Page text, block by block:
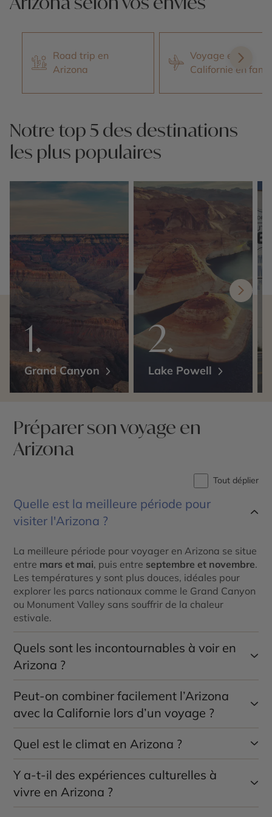
Road trip en
Arizona
Voyage en
Californie en
Notre top 5 des destinations
les plus populaires
Grand Canyon Lake Powell
Préparer son voyage en
Arizona
Tout déplier
Quelle est la meilleure période pour
visiter l'Arizona ?
La meilleure période pour voyager en Arizona se situe
entre mars et mai, puis entre septembre et novembre.
Les températures y sont plus douces, idéales pour
explorer les parcs nationaux comme le Grand Canyon
ou Monument Valley sans souffrir de la chaleur
estivale.
Quels sont les incontournables à voir en
Arizona ?
L’Arizona regorge de lieux iconiques :le Grand
Canyon
Monument Valley Antelope Canyon
Horseshoe Bendsont les plus spectaculaires. Ne
formations rocheuses rouges, etle désert de Sonora
à la biodiversité étonnante.
Peut-on combiner facilement l’Arizona
avec la Californie lors d’un voyage ?
Oui, c’est même une combinaison très populaire. Un
road trip depuis la Californie (Los Angeles ou San
Francisco) permet de rejoindre facilement l’Arizona en
traversant le désert et en découvrant plusieurs parcs
nationaux. Ce type d’itinéraire est parfait pour un
voyageOuest américainriche et varié.
Quel est le climat en Arizona ?
L’Arizona a un climat désertique, avec des étés très
chauds (souvent au-dessus de 40°C) et des hivers
doux. En altitude, comme à Flagstaff ou au Grand
Y a-t-il des expériences culturelles à
vivre en Arizona ?